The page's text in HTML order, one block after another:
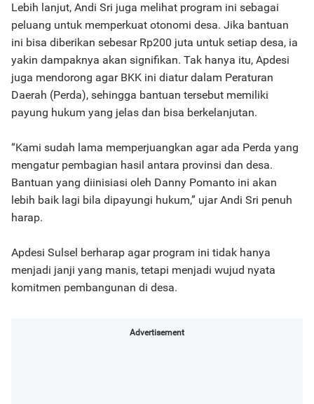
Lebih lanjut, Andi Sri juga melihat program ini sebagai
peluang untuk memperkuat otonomi desa. Jika bantuan
ini bisa diberikan sebesar Rp200 juta untuk setiap desa, ia
yakin dampaknya akan signifikan. Tak hanya itu, Apdesi
juga mendorong agar BKK ini diatur dalam Peraturan
Daerah (Perda), sehingga bantuan tersebut memiliki
payung hukum yang jelas dan bisa berkelanjutan.
“Kami sudah lama memperjuangkan agar ada Perda yang
mengatur pembagian hasil antara provinsi dan desa.
Bantuan yang diinisiasi oleh Danny Pomanto ini akan
lebih baik lagi bila dipayungi hukum,” ujar Andi Sri penuh
harap.
Apdesi Sulsel berharap agar program ini tidak hanya
menjadi janji yang manis, tetapi menjadi wujud nyata
komitmen pembangunan di desa.
Advertisement